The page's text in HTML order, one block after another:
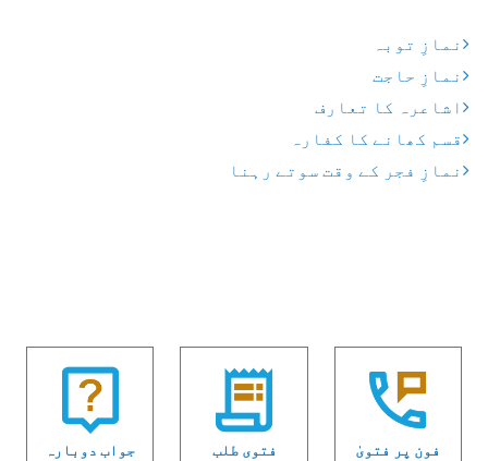
نمازِ توبہ
نمازِ حاجت
اشاعرہ کا تعارف
قسم کھانے کا کفارہ
نمازِ فجر کے وقت سوتے رہنا
فون پر فتویٰ
فتوی طلب
جواب دوبارہ